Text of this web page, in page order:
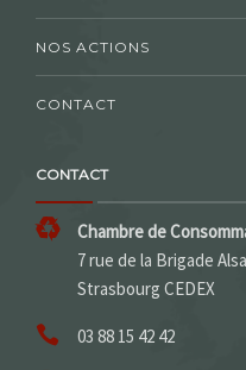
NOS ACTIONS
CONTACT
CONTACT
Chambre de
7 rue de la Brigade
Strasbourg CEDEX
03 88 15 42 42